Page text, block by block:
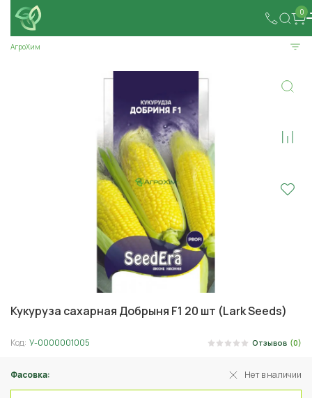
0
АгроХим
Кукуруза сахарная Добрыня F1 20 шт (Lark Seeds)
Код: У-0000001005 Отзывов (0)
Фасовка: Нет в наличии